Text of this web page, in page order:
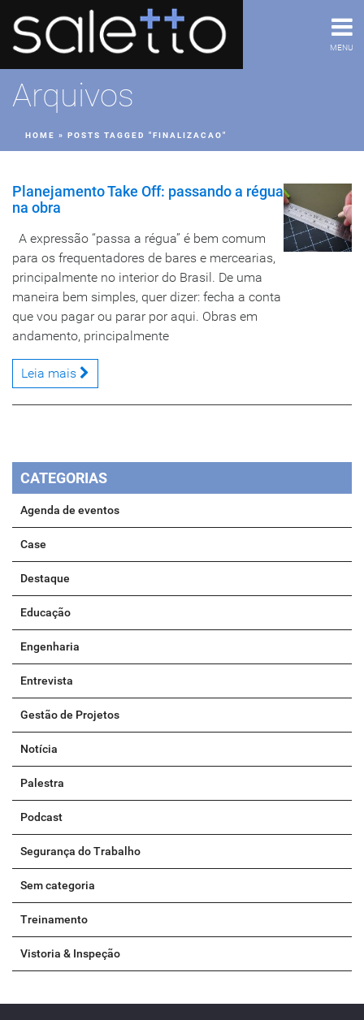
MENU
Arquivos
HOME » POSTS TAGGED "FINALIZACAO"
Planejamento Take Off: passando a régua
na obra
A expressão “passa a régua” é bem comum
para os frequentadores de bares e mercearias,
principalmente no interior do Brasil. De uma
maneira bem simples, quer dizer: fecha a conta
que vou pagar ou parar por aqui. Obras em
andamento, principalmente
Leia mais
CATEGORIAS
Agenda de eventos
Case
Destaque
Educação
Engenharia
Entrevista
Gestão de Projetos
Notícia
Palestra
Podcast
Segurança do Trabalho
Sem categoria
Treinamento
Vistoria & Inspeção